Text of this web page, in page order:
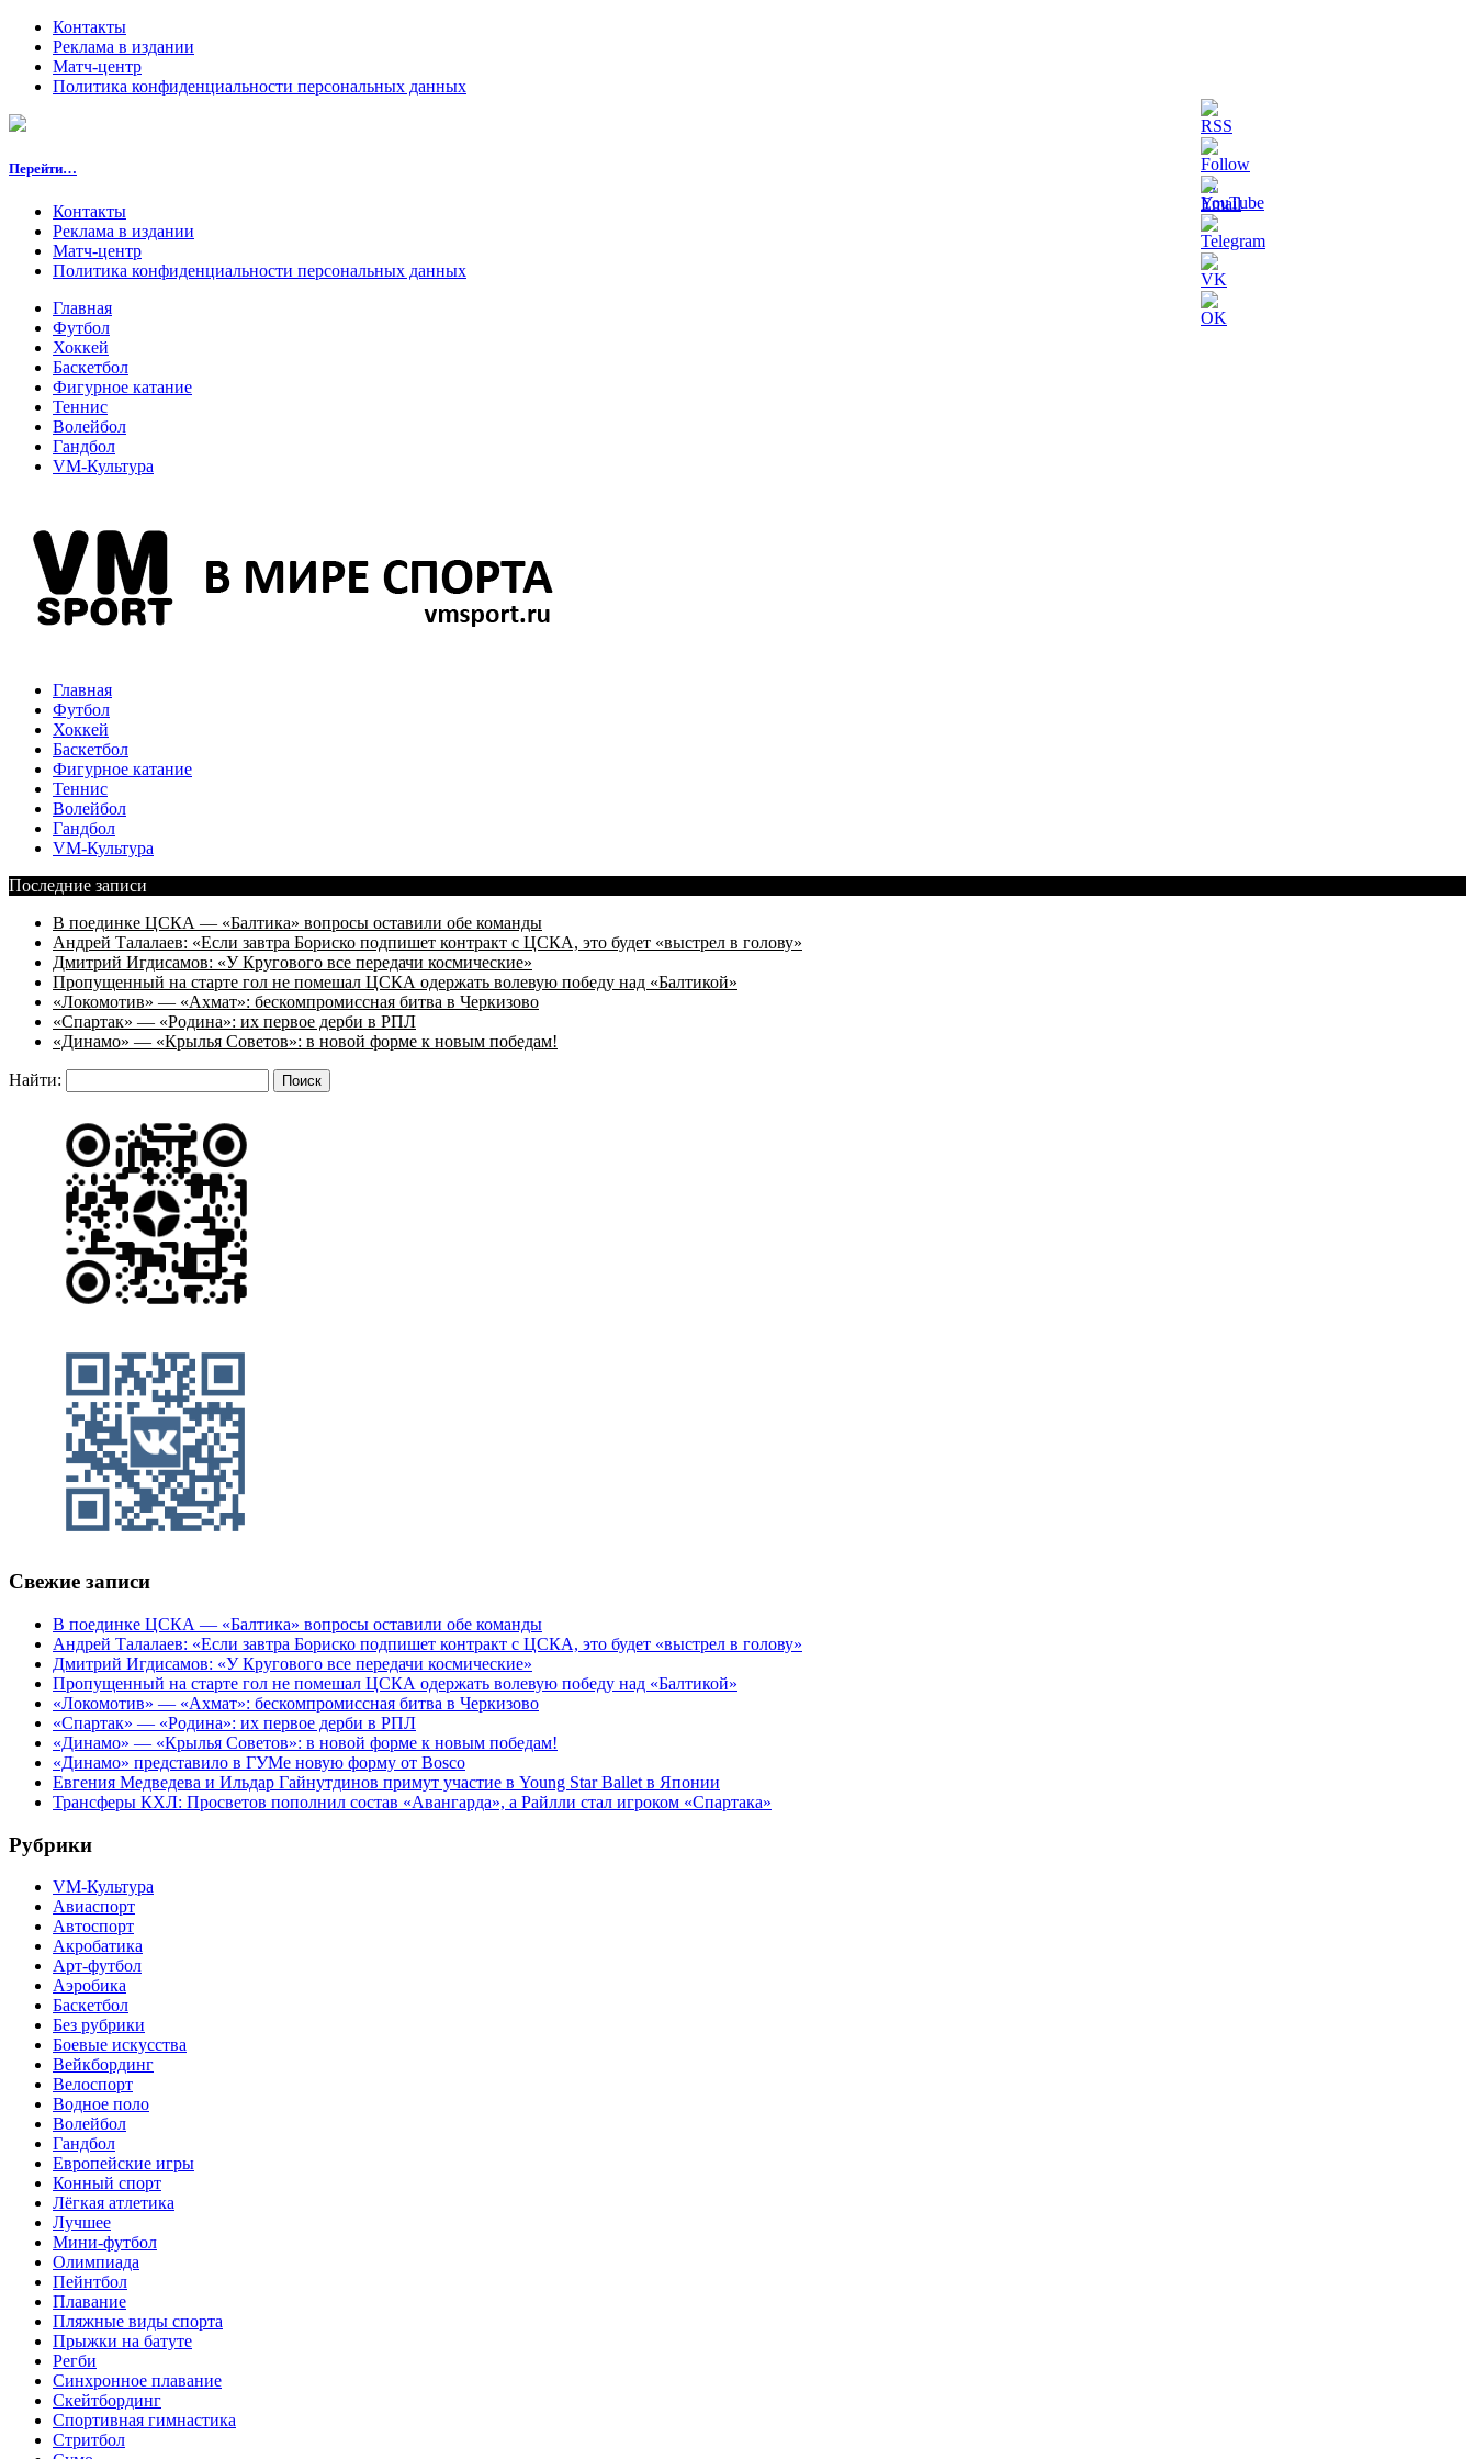
Контакты
Реклама в издании
Матч-центр
Политика конфиденциальности персональных данных
Перейти…
Контакты
Реклама в издании
Матч-центр
Политика конфиденциальности персональных данных
Главная
Футбол
Хоккей
Баскетбол
Фигурное катание
Теннис
Волейбол
Гандбол
VM-Культура
Главная
Футбол
Хоккей
Баскетбол
Фигурное катание
Теннис
Волейбол
Гандбол
VM-Культура
Последние записи
В поединке ЦСКА — «Балтика» вопросы оставили обе команды
Андрей Талалаев: «Если завтра Бориско подпишет контракт с ЦСКА, это будет «выстрел в голову»
Дмитрий Игдисамов: «У Кругового все передачи космические»
Пропущенный на старте гол не помешал ЦСКА одержать волевую победу над «Балтикой»
«Локомотив» — «Ахмат»: бескомпромиссная битва в Черкизово
«Спартак» — «Родина»: их первое дерби в РПЛ
«Динамо» — «Крылья Советов»: в новой форме к новым победам!
Найти:
Свежие записи
В поединке ЦСКА — «Балтика» вопросы оставили обе команды
Андрей Талалаев: «Если завтра Бориско подпишет контракт с ЦСКА, это будет «выстрел в голову»
Дмитрий Игдисамов: «У Кругового все передачи космические»
Пропущенный на старте гол не помешал ЦСКА одержать волевую победу над «Балтикой»
«Локомотив» — «Ахмат»: бескомпромиссная битва в Черкизово
«Спартак» — «Родина»: их первое дерби в РПЛ
«Динамо» — «Крылья Советов»: в новой форме к новым победам!
«Динамо» представило в ГУМе новую форму от Bosco
Евгения Медведева и Ильдар Гайнутдинов примут участие в Young Star Ballet в Японии
Трансферы КХЛ: Просветов пополнил состав «Авангарда», а Райлли стал игроком «Спартака»
Рубрики
VM-Культура
Авиаспорт
Автоспорт
Акробатика
Арт-футбол
Аэробика
Баскетбол
Без рубрики
Боевые искусства
Вейкбординг
Велоспорт
Водное поло
Волейбол
Гандбол
Европейские игры
Конный спорт
Лёгкая атлетика
Лучшее
Мини-футбол
Олимпиада
Пейнтбол
Плавание
Пляжные виды спорта
Прыжки на батуте
Регби
Синхронное плавание
Скейтбординг
Спортивная гимнастика
Стритбол